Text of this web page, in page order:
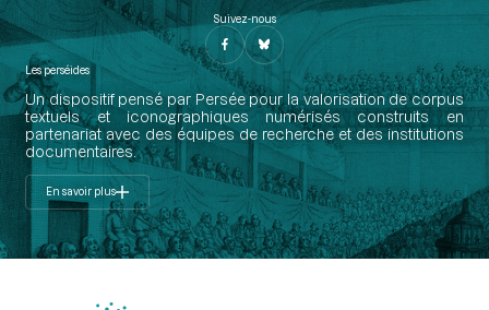
Suivez-nous
Les perséides
Un dispositif pensé par Persée pour la valorisation de corpus
textuels et iconographiques numérisés construits en
partenariat avec des équipes de recherche et des institutions
documentaires.
En savoir plus